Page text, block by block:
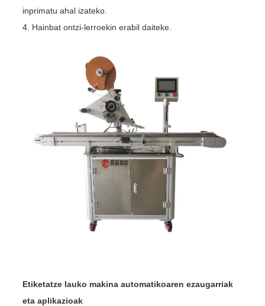
inprimatu ahal izateko.
4. Hainbat ontzi-lerroekin erabil daiteke.
Etiketatze lauko makina automatikoaren ezaugarriak
eta aplikazioak